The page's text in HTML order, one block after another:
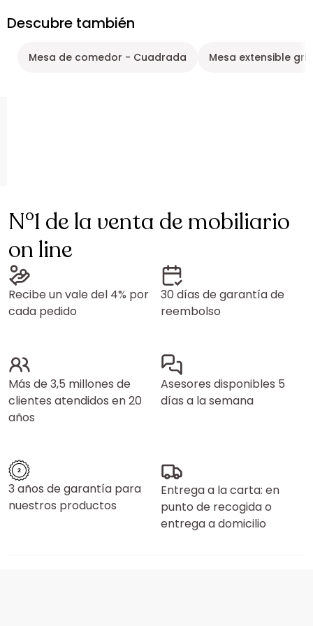
Descubre también
Mesa de comedor - Cuadrada Mesa extensible gris
N°1 de la venta de mobiliario
on line
Recibe un vale del 4% por
cada pedido
30 días de garantía de
reembolso
Más de 3,5 millones de
clientes atendidos en 20
años
Asesores disponibles 5
días a la semana
3 años de garantía para
nuestros productos
Entrega a la carta: en
punto de recogida o
entrega a domicilio